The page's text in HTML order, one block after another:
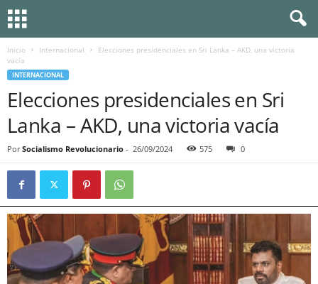
Inicio Internacional
Elecciones presidenciales en Sri Lanka – AKD, una victoria
vacía
INTERNACIONAL
Elecciones presidenciales en Sri
Lanka – AKD, una victoria vacía
Por Socialismo Revolucionario - 26/09/2024 575 0